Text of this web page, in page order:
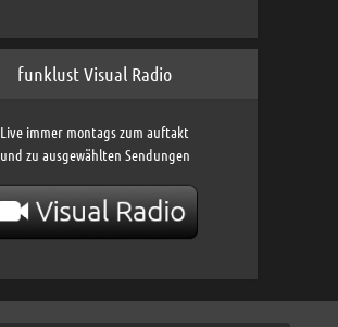
funklust Visual Radio
Live immer montags zum auftakt
und zu ausgewählten Sendungen